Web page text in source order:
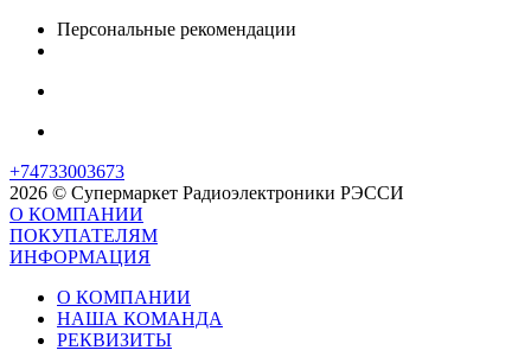
Персональные рекомендации
+74733003673
2026 © Супермаркет Радиоэлектроники РЭССИ
О КОМПАНИИ
ПОКУПАТЕЛЯМ
ИНФОРМАЦИЯ
О КОМПАНИИ
НАША КОМАНДА
РЕКВИЗИТЫ